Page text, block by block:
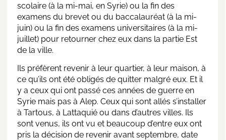
scolaire (à la mi-mai, en Syrie) ou la fin des
examens du brevet ou du baccalauréat (à la mi-
juin) ou la fin des examens universitaires (à la mi-
juillet) pour retourner chez eux dans la partie Est
de la ville.
Ils préfèrent revenir à leur quartier, à leur maison, à
ce qu’ils ont été obligés de quitter malgré eux. Et il
y a ceux qui ont passé ces années de guerre en
Syrie mais pas à Alep. Ceux qui sont allés s’installer
à Tartous, à Lattaquié ou dans d’autres villes. Ils
sont venus, ils ont vu et beaucoup d’entre eux ont
pris la décision de revenir avant septembre, date